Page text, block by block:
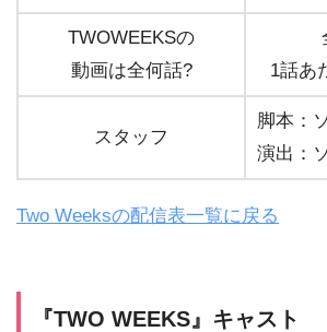
TWOWEEKSの
動画は全何話?
1話あ
スタッフ
脚本：
演出：
Two Weeksの配信表一覧に戻る
『TWO WEEKS』キャスト